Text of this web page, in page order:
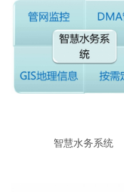
智慧水务系统